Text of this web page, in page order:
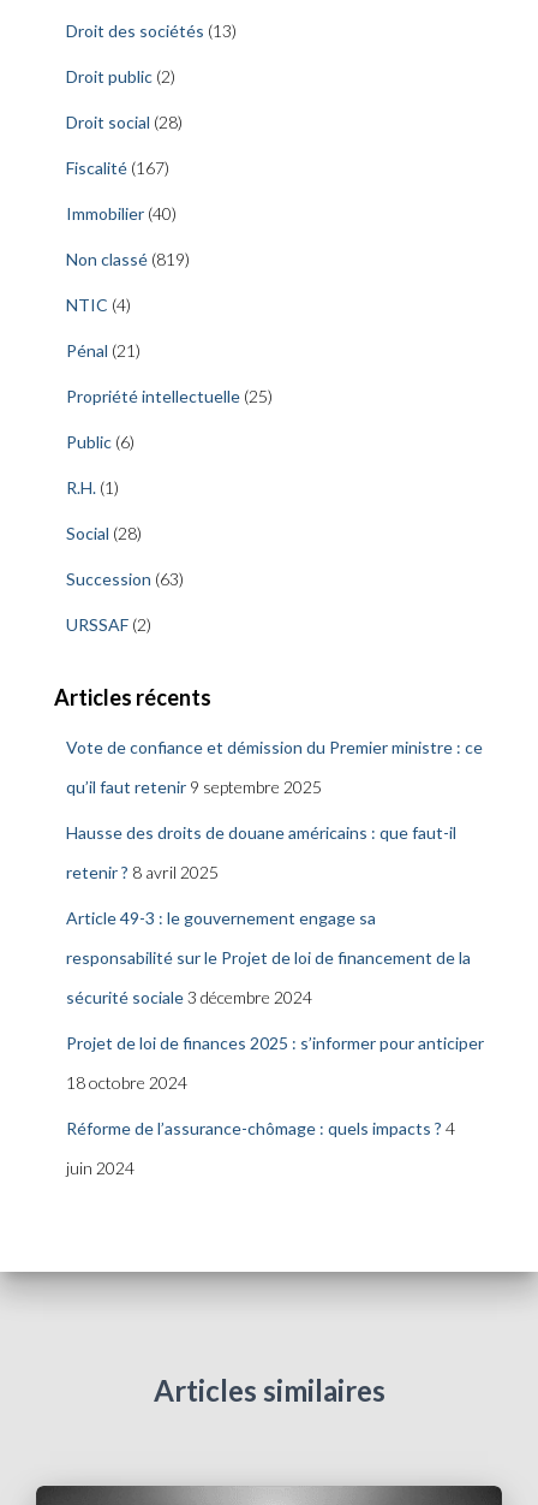
Droit des sociétés (13)
Droit public (2)
Droit social (28)
Fiscalité (167)
Immobilier (40)
Non classé (819)
NTIC (4)
Pénal (21)
Propriété intellectuelle (25)
Public (6)
R.H. (1)
Social (28)
Succession (63)
URSSAF (2)
Articles récents
Vote de confiance et démission du Premier ministre : ce
qu’il faut retenir 9 septembre 2025
Hausse des droits de douane américains : que faut-il
retenir ? 8 avril 2025
Article 49-3 : le gouvernement engage sa
responsabilité sur le Projet de loi de financement de la
sécurité sociale3 décembre 2024
Projet de loi de finances 2025 : s’informer pour anticiper
18 octobre 2024
Réforme de l’assurance-chômage : quels impacts ? 4
juin 2024
Articles similaires